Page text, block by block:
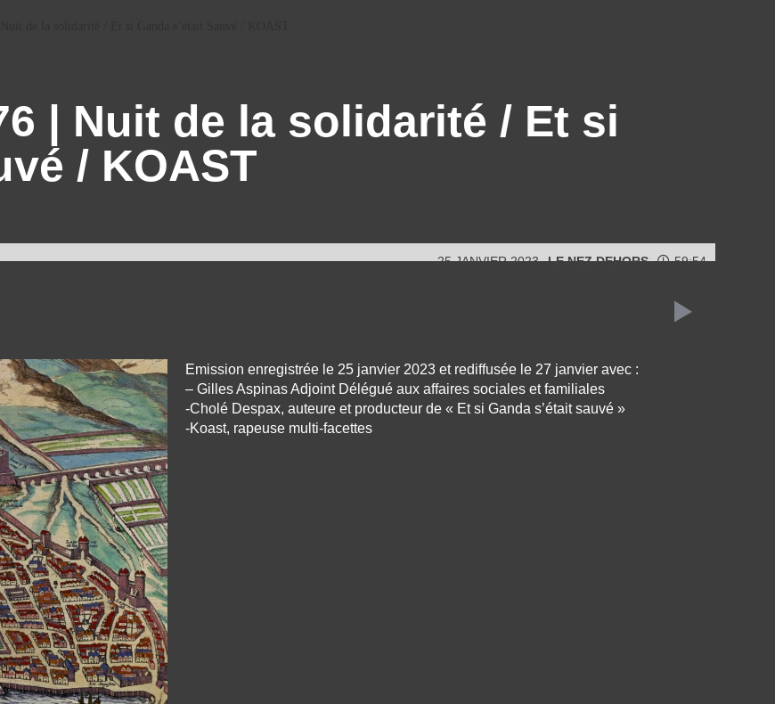
| Nuit de la solidarité / Et si
/ KOAST
25 JANVIER 2023 LE NEZ DEHORS 59:54
Emission enregistrée le 25 janvier 2023 et rediffusée le 27 janvier avec :
– Gilles Aspinas Adjoint Délégué aux affaires sociales et familiales
-Cholé Despax, auteure et producteur de « Et si Ganda s’était sauvé »
-Koast, rapeuse multi-facettes